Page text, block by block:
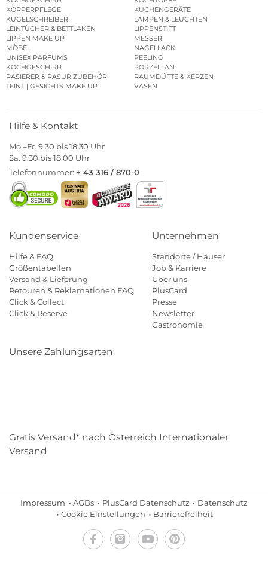
KÖRPERPFLEGE
KÜCHENGERÄTE
KUGELSCHREIBER
LAMPEN & LEUCHTEN
LEINTÜCHER & BETTLAKEN
LIPPENSTIFT
LIPPEN MAKE UP
MESSER
MÖBEL
NAGELLACK
UNISEX PARFUMS
PEELING
KOCHGESCHIRR
PORZELLAN
RASIERER & RASUR ZUBEHÖR
RAUMDÜFTE & KERZEN
TEINT | GESICHTS MAKE UP
VASEN
Hilfe & Kontakt
Mo.–Fr. 9:30 bis 18:30 Uhr
Sa. 9:30 bis 18:00 Uhr
Telefonnummer: + 43 316 / 870-0
Kundenservice
Hilfe & FAQ
Größentabellen
Versand & Lieferung
Retouren & Reklamationen FAQ
Click & Collect
Click & Reserve
Unternehmen
Standorte / Häuser
Job & Karriere
Über uns
PlusCard
Presse
Newsletter
Gastronomie
Unsere Zahlungsarten
Gratis Versand* nach Österreich Internationaler
Versand
Impressum AGBs PlusCard Datenschutz
Datenschutz
Cookie Einstellungen
Barrierefreiheit